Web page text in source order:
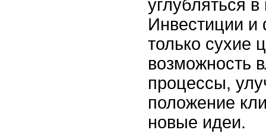
углубляться
Инвестиции и
только сухие
возможность
процессы,
положение
новые идеи.